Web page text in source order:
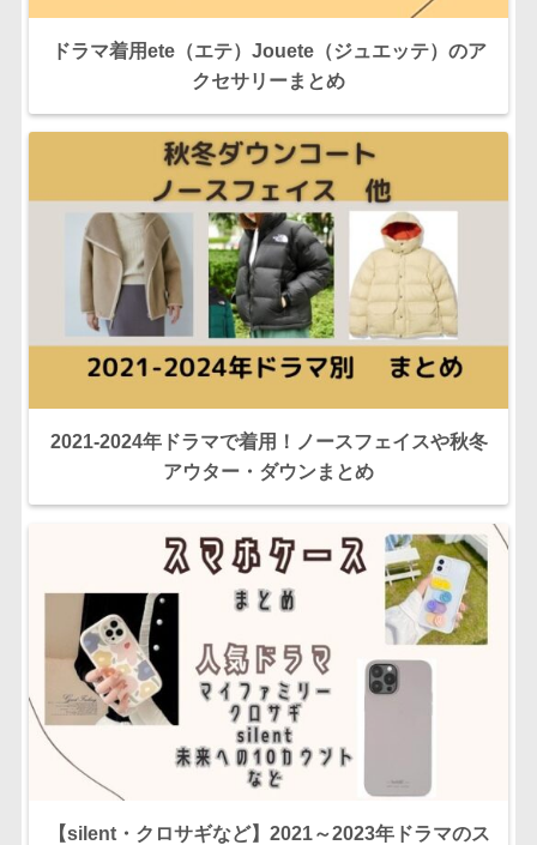
ドラマ着用ete（エテ）Jouete（ジュエッテ）のア
クセサリーまとめ
2021-2024年ドラマで着用！ノースフェイスや秋冬
アウター・ダウンまとめ
【silent・クロサギなど】2021～2023年ドラマのス